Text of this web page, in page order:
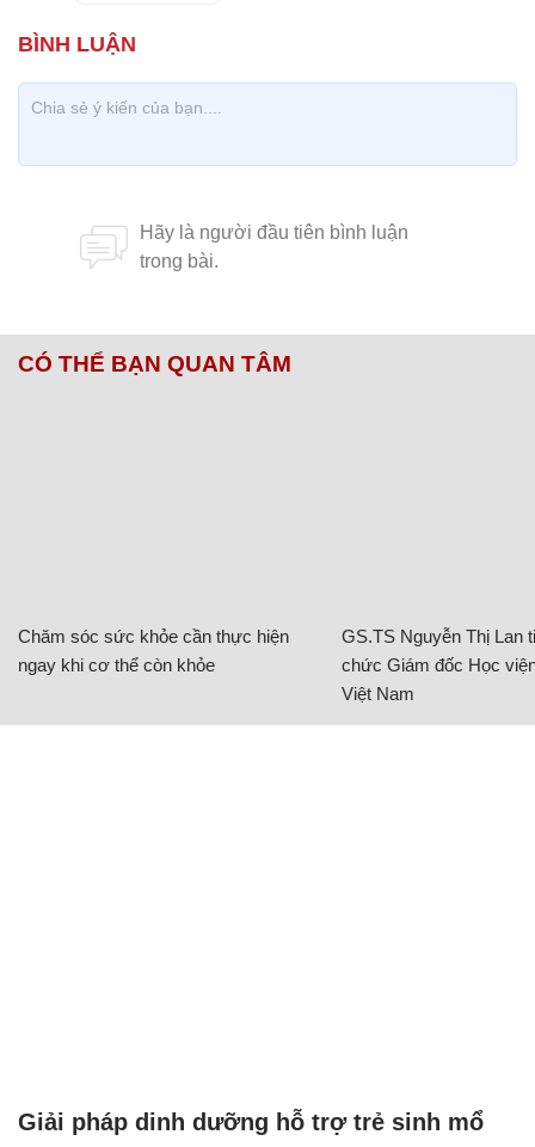
CÓ THỂ BẠN QUAN TÂM
Chăm sóc sức khỏe cần thực hiện
ngay khi cơ thể còn khỏe
GS.TS Nguyễn Thị Lan
chức Giám đốc Học
Việt Nam
Giải pháp dinh dưỡng hỗ trợ trẻ sinh mổ